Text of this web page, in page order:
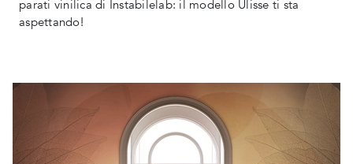
parati vinilica di Instabilelab: il modello Ulisse ti sta
aspettando!